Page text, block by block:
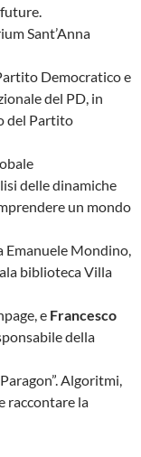
Sant’Anna
Democratico e
del PD, in
del Partito
delle dinamiche
un mondo
Emanuele Mondino,
biblioteca Villa
e Francesco
della
Algoritmi,
raccontare la